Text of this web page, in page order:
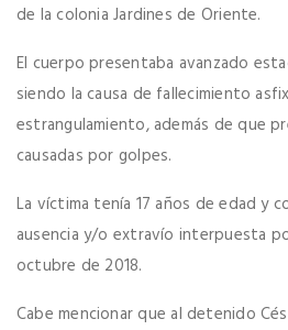
de la colonia Jardines de Oriente.
El cuerpo presentaba avanzado
siendo la causa de fallecimiento
estrangulamiento, además de que
causadas por golpes.
La víctima tenía 17 años de edad y
ausencia y/o extravío interpuesta
octubre de 2018.
Cabe mencionar que al detenido